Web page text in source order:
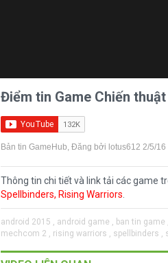
Điểm tin Game Chiến thuật
Bản tin GameHub, Đăng bởi lotus612 2/5/16
Thông tin chi tiết và link tải các game
Spellbinders, Rising Warriors
android 2015 , android game , ban tin game ,
mechcom 2 , rising warriors , spellbinders ,